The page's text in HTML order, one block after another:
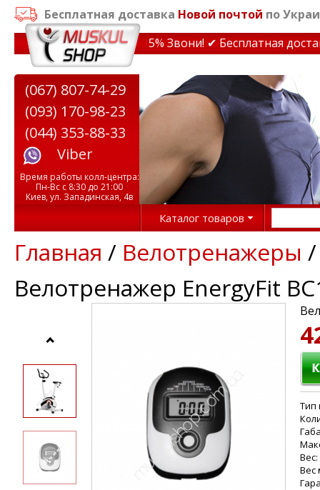
Бесплатная доставка Новой почтой по
на тренажеры до 15% Звони! ✔ Бесплатная
(067) 807-74-29
(093) 170-98-23
(044) 353-88-33
Viber
Время работы колл-центра:
Пн-Вс с 8:30 до 21:00
Киев, ул. Западинская, 4в
Каталог товаров
Главная / Велотренажеры
Велотренажер EnergyFit
Тип
Вес:
Вес